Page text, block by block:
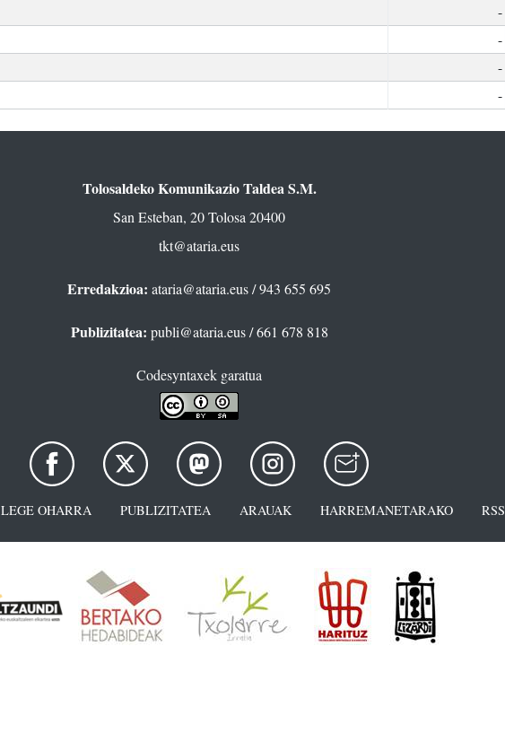
-
-
-
-
Tolosaldeko Komunikazio Taldea S.M.
San Esteban, 20 Tolosa 20400
tkt@ataria.eus
Erredakzioa: ataria@ataria.eus/ 943 655 695
Publizitatea: publi@ataria.eus/ 661 678 818
Codesyntaxek garatua
LEGE OHARRA PUBLIZITATEA ARAUAK HARREMANETARAKO RSS